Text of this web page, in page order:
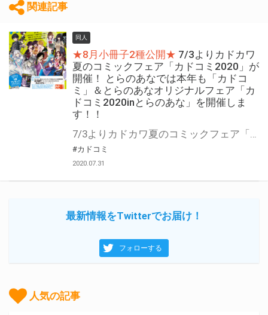
関連記事
同人
★8月小冊子2種公開★ 7/3よりカドカワ
夏のコミックフェア「カドコミ2020」が
開催！ とらのあなでは本年も「カドコ
ミ」＆とらのあなオリジナルフェア「カ
ドコミ2020inとらのあな」を開催しま
す！！
#カドコミ
2020.07.31
最新情報をTwitterでお届け！
フォローする
人気の記事